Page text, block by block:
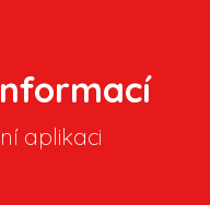
aplikaci